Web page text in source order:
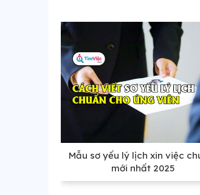
Mẫu sơ yếu lý lịch xin việc
mới nhất 2025